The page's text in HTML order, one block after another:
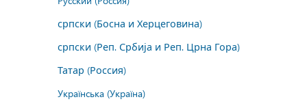
српски (Босна и Херцеговина)
српски (Реп. Србија и Реп. Црна Гора)
Татар (Россия)
Українська (Україна)